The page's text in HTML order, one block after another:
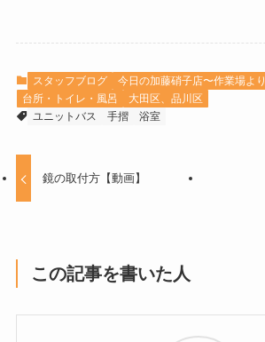
スタッフブログ 今日の加藤硝子店〜作業場より
台所・トイレ・風呂
大田区、品川区
ユニットバス
手摺 浴室
鏡の取付方【動画】
この記事を書いた人